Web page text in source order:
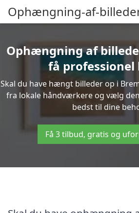
Ophængning-af-
Ophængning af
få
Skal du have hængt billeder op i
fra lokale håndværkere og vælg
bedst til dine
Få 3 tilbud, gratis og